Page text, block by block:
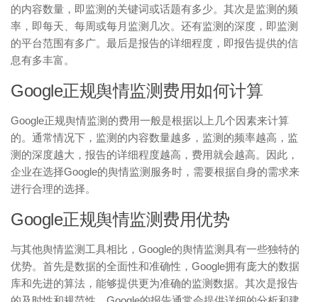
的内容数量，即监测的关键词或话题有多少。其次是监测的频
率，即每天、每周或每月监测几次。还有监测的深度，即监测
的平台范围有多广。最后是报告的详细程度，即报告提供的信
息有多丰富。
Google正规舆情监测费用如何计算
Google正规舆情监测的费用一般是根据以上几个因素来计算
的。通常情况下，监测的内容数量越多，监测的频率越高，监
测的深度越大，报告的详细程度越高，费用就会越高。因此，
企业在选择Google的舆情监测服务时，需要根据自身的需求来
进行合理的选择。
Google正规舆情监测费用优势
与其他舆情监测工具相比，Google的舆情监测具有一些独特的
优势。首先是数据的全面性和准确性，Google拥有庞大的数据
库和先进的算法，能够提供更为准确的监测数据。其次是报告